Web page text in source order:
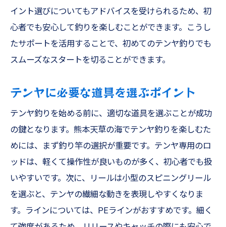
イント選びについてもアドバイスを受けられるため、初
心者でも安心して釣りを楽しむことができます。こうし
たサポートを活用することで、初めてのテンヤ釣りでも
スムーズなスタートを切ることができます。
テンヤに必要な道具を選ぶポイント
テンヤ釣りを始める前に、適切な道具を選ぶことが成功
の鍵となります。熊本天草の海でテンヤ釣りを楽しむた
めには、まず釣り竿の選択が重要です。テンヤ専用のロ
ッドは、軽くて操作性が良いものが多く、初心者でも扱
いやすいです。次に、リールは小型のスピニングリール
を選ぶと、テンヤの繊細な動きを表現しやすくなりま
す。ラインについては、PEラインがおすすめです。細く